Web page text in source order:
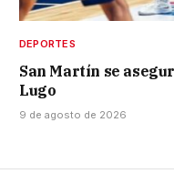
DEPORTES
San Martín se
Lugo
9 de agosto de 2026